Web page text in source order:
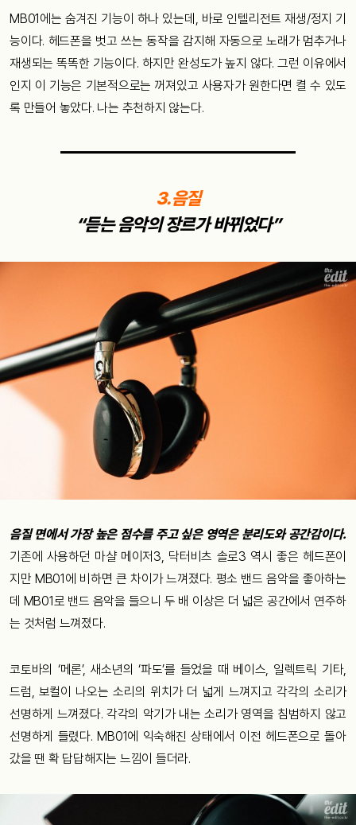
MB01에는 숨겨진 기능이 하나 있는데, 바로 인텔리전트 재생/정지 기
능이다. 헤드폰을 벗고 쓰는 동작을 감지해 자동으로 노래가 멈추거나
재생되는 똑똑한 기능이다. 하지만 완성도가 높지 않다. 그런 이유에서
인지 이 기능은 기본적으로는 꺼져있고 사용자가 원한다면 켤 수 있도
록 만들어 놓았다. 나는 추천하지 않는다.
3.음질
“듣는 음악의 장르가 바뀌었다”
음질 면에서 가장 높은 점수를 주고 싶은 영역은 분리도와 공간감이다.
기존에 사용하던 마샬 메이저3, 닥터비츠 솔로3 역시 좋은 헤드폰이
지만 MB01에 비하면 큰 차이가 느껴졌다. 평소 밴드 음악을 좋아하는
데 MB01로 밴드 음악을 들으니 두 배 이상은 더 넓은 공간에서 연주하
는 것처럼 느껴졌다.
코토바의 ‘메론’, 새소년의 ‘파도’를 들었을 때 베이스, 일렉트릭 기타,
드럼, 보컬이 나오는 소리의 위치가 더 넓게 느껴지고 각각의 소리가
선명하게 느껴졌다. 각각의 악기가 내는 소리가 영역을 침범하지 않고
선명하게 들렸다. MB01에 익숙해진 상태에서 이전 헤드폰으로 돌아
갔을 땐 확 답답해지는 느낌이 들더라.